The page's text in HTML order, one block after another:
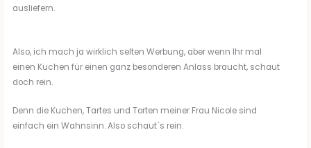
ausliefern.
Also, ich mach ja wirklich selten Werbung, aber wenn Ihr mal
einen Kuchen für einen ganz besonderen Anlass braucht, schaut
doch rein.
Denn die Kuchen, Tartes und Torten meiner Frau Nicole sind
einfach ein Wahnsinn. Also schaut´s rein: